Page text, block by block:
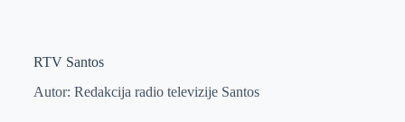
RTV Santos
Autor: Redakcija radio televizije Santos